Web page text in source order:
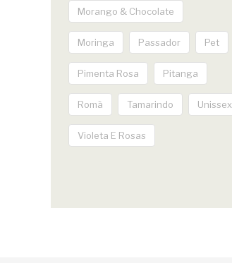
Morango & Chocolate
Moringa Passador Pet
Pimenta Rosa Pitanga
Romã Tamarindo Unissex
Violeta E Rosas